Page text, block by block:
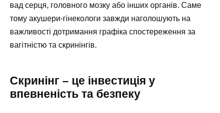
вад серця, головного мозку або інших органів. Саме
тому акушери-гінекологи завжди наголошують на
важливості дотримання графіка спостереження за
вагітністю та скринінгів.
Скринінг – це інвестиція у
впевненість та безпеку